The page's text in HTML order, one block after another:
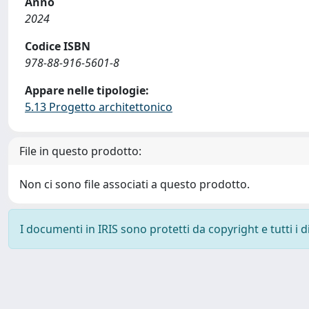
2024
Codice ISBN
978-88-916-5601-8
Appare nelle tipologie:
5.13 Progetto architettonico
File in questo prodotto:
Non ci sono file associati a questo prodotto.
I documenti in IRIS sono protetti da copyright e tutti i